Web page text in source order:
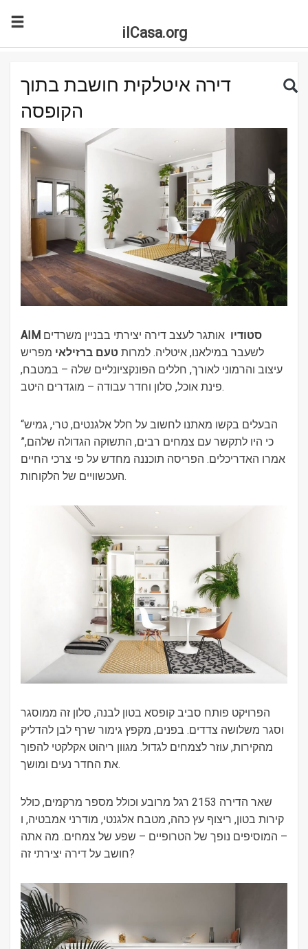
ilCasa.org
Search for:
דירה איטלקית חושבת בתוך
הקופסה
AIM סטודיו אותגר לעצב דירה יצירתי בבניין משרדים
לשעבר במילאנו, איטליה. למרות טעם ברזילאי מפריש
עיצוב והרמוני לאורך, חללים הפונקציונליים שלה – במטבח,
פינת אוכל, סלון וחדר עבודה – מוגדרים היטב.
“הבעלים בקשו מאתנו לחשוב על חלל אלגנטים, טרי, גמיש
כי היו לתקשר עם צמחים רבים, התשוקה הגדולה שלהם,”
אמרו האדריכלים. הפריסה תוכננה מחדש על פי צרכי החיים
העכשוויים של הלקוחות.
הפרויקט פותח סביב קופסא בטון לבנה, סלון זה ממוסגר
וסגר משלושה צדדים. בפנים, מקפץ גימור שרף לבן להדליק
מהקירות, עוזר לצמחים לגדול. מגוון ריהוט אקלקטי להפוך
את החדר נעים ומושך.
שאר הדירה 2153 רגל מרובע וכולל מספר מרקמים, כולל
קירות בטון, ריצוף עץ כהה, מטבח אלגנטי, מודרני אמבטיה, ו
– המוסיפים נופך של הטרופיים – שפע של צמחים. מה אתה
חושב על דירה יצירתי זה?